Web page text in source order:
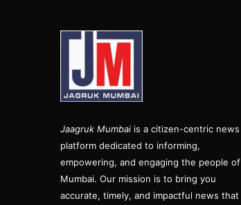
Jaagruk Mumbai is a citizen-centric news
platform dedicated to informing,
empowering, and engaging the people of
Mumbai. Our mission is to bring you
accurate, timely, and impactful news that